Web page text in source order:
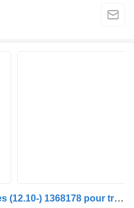
Demi-essieu Scania P-Series (12.10-) 1368178 pour tracteur routier Scania P,G,R,T-series (2004-2017)